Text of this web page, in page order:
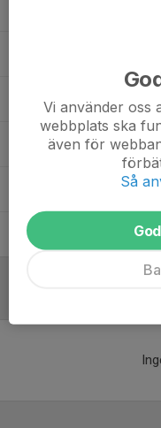
Lennart
Anders Lindqvist
Henry Nordlund
Marcus
Vi använder oss
webbplats ska
även för
Så